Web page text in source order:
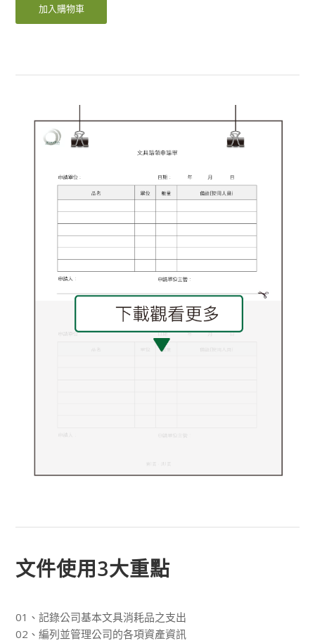
加入購物車
文件使用3大重點
01、記錄公司基本文具消耗品之支出
02、編列並管理公司的各項資產資訊